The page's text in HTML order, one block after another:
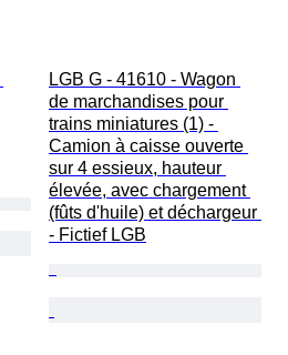
LGB G - 41610 - Wagon
de marchandises pour
trains miniatures (1) -
Camion à caisse ouverte
sur 4 essieux, hauteur
élevée, avec chargement
(fûts d'huile) et déchargeur
- Fictief LGB